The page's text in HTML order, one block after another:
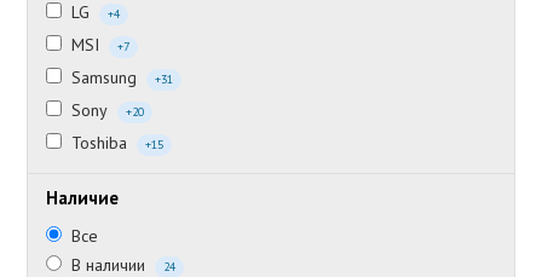
LG +4
MSI +7
Samsung +31
Sony +20
Toshiba +15
Наличие
Все
В наличии
24